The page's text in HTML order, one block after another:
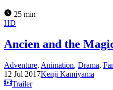
25 min
HD
Ancien and the
Adventure, Animation, Drama,
12 Jul 2017Kenji Kamiyama
Trailer